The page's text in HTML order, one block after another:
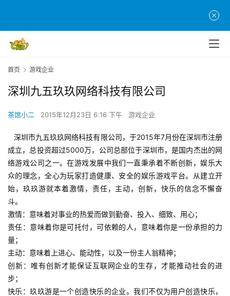
首
页
游
茶
原
创
游
戏
业
首页 游戏企业
深圳九五玖玖网络科技有限公司
茶馆小二 2015年12月23日 6:16 下午 游戏企业
深圳市九五玖玖网络科技有限公司，于2015年7月份在深圳市注册
成立，总投资超过5000万，公司总部位于深圳市，是国内杰出的网
络游戏公司之一。在游戏发展中我们一直秉承着不断创新，娱乐大
众的理念，全心为玩家打造健康、安全的娱乐游戏平台。从建立开
始，玖玖游就本着激情，责任，主动，创新，快乐的信念不懈奋
斗。
激情：意味着对事业的热爱而做到勤奋、投入、细致、用心；
责任：意味着你是可托付，可依赖的人，意味着你是一份承担的力
量；
主动：意味着上进心、能动性，以及一份主人翁精神；
创新：唯有创新才能保证互联网企业的生存，才能推动社会的进
步；
快乐：玖玖游是一个创造快乐的企业。我们不仅为用户创造快乐，